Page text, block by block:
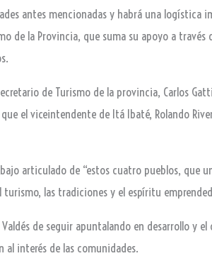
antes mencionadas y habrá una
de la Provincia, que suma su apoyo a
de Turismo de la provincia, Carlos
que el viceintendente de Itá Ibaté, Rolando
articulado de “estos cuatro pueblos, que
las tradiciones y el espíritu
de seguir apuntalando en desarrollo y
al interés de las comunidades.